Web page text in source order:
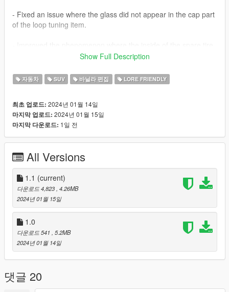
- Fixed an issue where the glass did not appear in the cap part
of the loop tuning item.
is empty when looking at the spare tire from the inside.
(This content is consistent with the spare tire phenomenon in
Maibatsu Monstro City.)
Add extra parts
- Added “Terminus” decals to both sides of the bonnet.
deactivated using the trainer.
- Auxiliary brake lights have been added to the trunk.
This can also be activated or deactivated like the extra parts of
the bonnet.
It is a “brake” light and lights up when the brake is used.
These two items were referenced from the details of "Jeep
Wrangler Rubicon".
Your feedback and opinions are always welcome.
Show Full Description
자동차 SUV 바닐라 편집 LORE FRIENDLY
최초 업로드: 2024년 01월 14일
마지막 업로드: 2024년 01월 15일
마지막 다운로드: 1일 전
All Versions
1.1 (current)
다운로드 4,823 , 4.26MB
2024년 01월 15일
1.0
다운로드 541
, 5.2MB
2024년 01월 14일
댓글 20